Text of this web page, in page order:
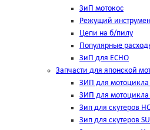
ЗиП мотокос
Режущий
Цепи на б/пилу
Популярные
ЗиП для ЕСНО
Запчасти для японской
ЗИП для мотоцикла
ЗИП для мотоцикла
Зип для скутеров
Зип для скутеров